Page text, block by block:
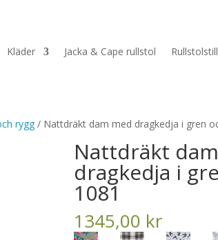
Kläder Jacka & Cape rullstol
rygg/ Nattdräkt dam med dragkedja i gren
Nattdräkt
dragkedja i
1081
1345,00 kr